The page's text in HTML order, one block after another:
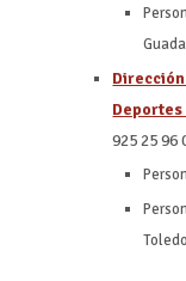
Deportes
925 25 96